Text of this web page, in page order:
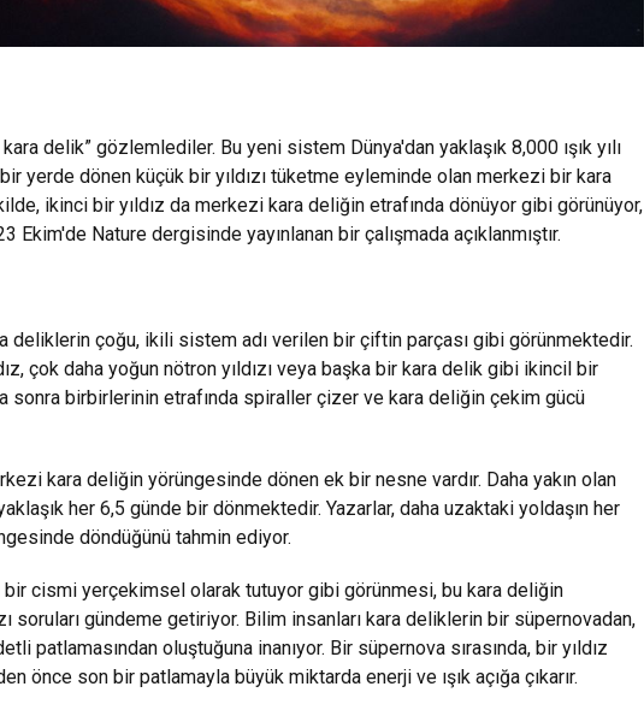
delik” gözlemlediler. Bu yeni sistem Dünya'dan yaklaşık 8,000 ışık yılı
yerde dönen küçük bir yıldızı tüketme eyleminde olan merkezi bir kara
ikinci bir yıldız da merkezi kara deliğin etrafında dönüyor gibi görünüyor,
Ekim'de Nature dergisinde yayınlanan bir çalışmada açıklanmıştır.
deliklerin çoğu, ikili sistem adı verilen bir çiftin parçası gibi görünmektedir.
çok daha yoğun nötron yıldızı veya başka bir kara delik gibi ikincil bir
sonra birbirlerinin etrafında spiraller çizer ve kara deliğin çekim gücü
kara deliğin yörüngesinde dönen ek bir nesne vardır. Daha yakın olan
her 6,5 günde bir dönmektedir. Yazarlar, daha uzaktaki yoldaşın her
döndüğünü tahmin ediyor.
cismi yerçekimsel olarak tutuyor gibi görünmesi, bu kara deliğin
soruları gündeme getiriyor. Bilim insanları kara deliklerin bir süpernovadan,
patlamasından oluştuğuna inanıyor. Bir süpernova sırasında, bir yıldız
önce son bir patlamayla büyük miktarda enerji ve ışık açığa çıkarır.